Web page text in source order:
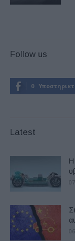
Follow us
0
Latest
Η